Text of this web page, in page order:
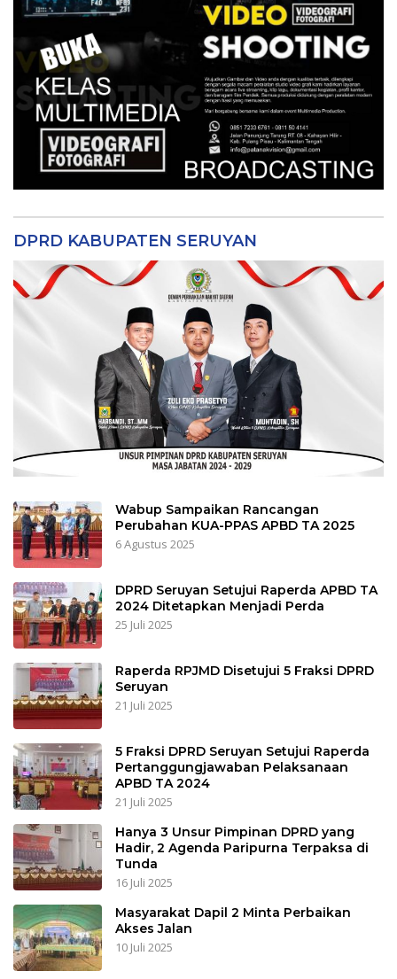
DPRD KABUPATEN SERUYAN
Wabup Sampaikan Rancangan
Perubahan KUA-PPAS APBD TA 2025
6 Agustus 2025
DPRD Seruyan Setujui Raperda APBD TA
2024 Ditetapkan Menjadi Perda
25 Juli 2025
Raperda RPJMD Disetujui 5 Fraksi DPRD
Seruyan
21 Juli 2025
5 Fraksi DPRD Seruyan Setujui Raperda
Pertanggungjawaban Pelaksanaan
APBD TA 2024
21 Juli 2025
Hanya 3 Unsur Pimpinan DPRD yang
Hadir, 2 Agenda Paripurna Terpaksa di
Tunda
16 Juli 2025
Masyarakat Dapil 2 Minta Perbaikan
Akses Jalan
10 Juli 2025